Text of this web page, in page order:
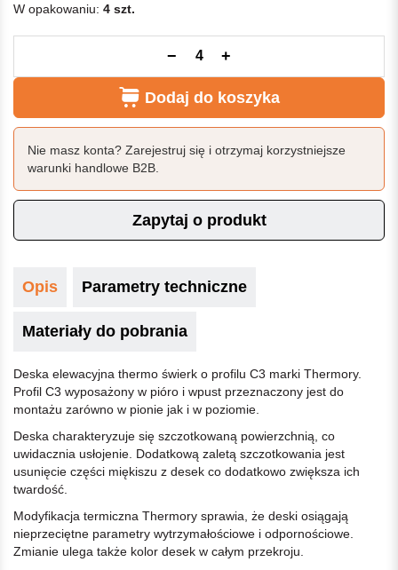
W opakowaniu: 4 szt.
− +
Dodaj do koszyka
Nie masz konta? Zarejestruj się i otrzymaj korzystniejsze
warunki handlowe B2B.
Zapytaj o produkt
Opis Parametry techniczne
Materiały do pobrania
Deska elewacyjna thermo świerk o profilu C3 marki Thermory.
Profil C3 wyposażony w pióro i wpust przeznaczony jest do
montażu zarówno w pionie jak i w poziomie.
Deska charakteryzuje się szczotkowaną powierzchnią, co
uwidacznia usłojenie. Dodatkową zaletą szczotkowania jest
usunięcie części miękiszu z desek co dodatkowo zwiększa ich
twardość.
Modyfikacja termiczna Thermory sprawia, że deski osiągają
nieprzeciętne parametry wytrzymałościowe i odpornościowe.
Zmianie ulega także kolor desek w całym przekroju.